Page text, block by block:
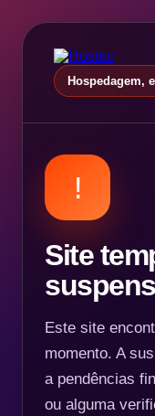
Hospedagem,
!
Site
Este site
momento. A
a pendências
ou alguma